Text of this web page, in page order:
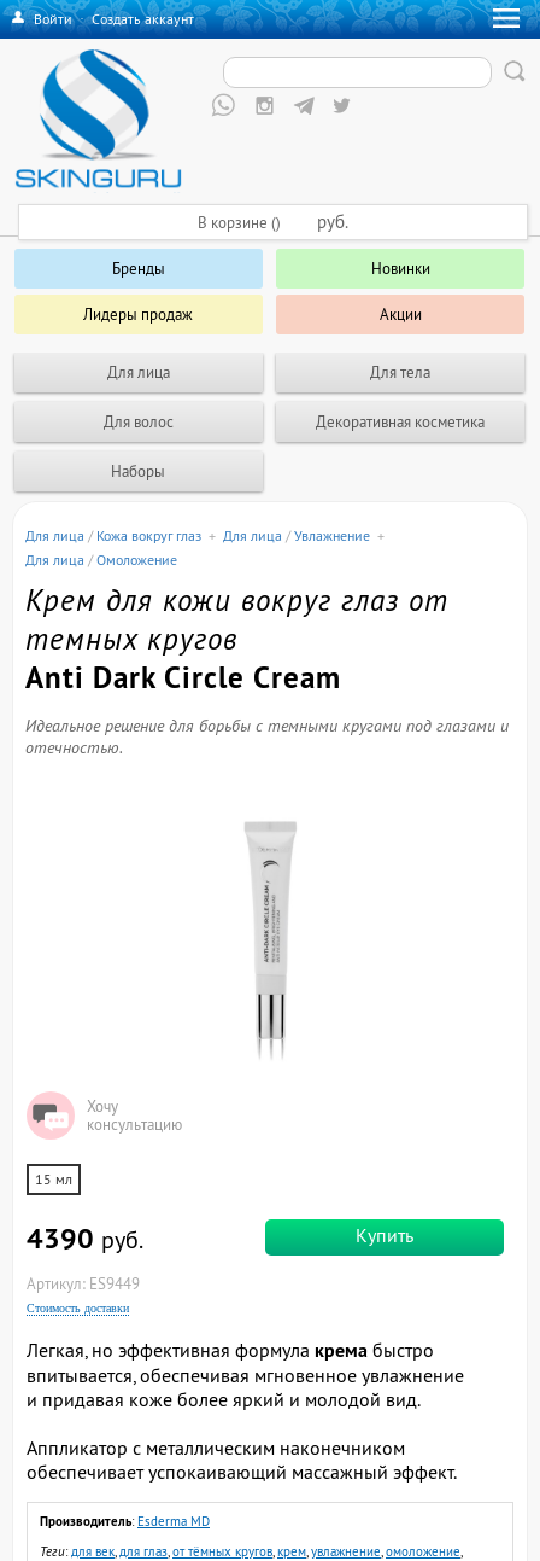
Войти·Создать аккаунт
Бренды Новинки
Лидеры продаж Акции
Для лица Для тела
Для волос Декоративная косметика
Наборы
В корзине () руб.
Для лица / Кожа вокруг глаз + Для лица /Увлажнение +
Для лица /Омоложение
Крем для кожи вокруг глаз от
темных кругов
Anti Dark Circle Cream
Идеальное решение для борьбы с темными кругами под глазами и
отечностью.
Хочу
консультацию
15 мл
4390 руб. Купить
Артикул: ES9449
Стоимость доставки
Легкая, но эффективная формула крема быстро
впитывается, обеспечивая мгновенное увлажнение
и придавая коже более яркий и молодой вид.
Аппликатор с металлическим наконечником
обеспечивает успокаивающий массажный эффект.
Производитель: Esderma MD
Теги:для век,для глаз,от тёмных кругов,крем,увлажнение,омоложение,